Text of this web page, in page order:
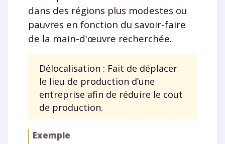
dans des régions plus modestes ou
pauvres en fonction du savoir-faire
de la main-d'œuvre recherchée.
Délocalisation : Fait de déplacer
le lieu de production d’une
entreprise afin de réduire le cout
de production.
Exemple
Tout le programme scolaire du CP à
la Terminale
Des profs expérimentés disponibles
à la demande par tchat, audio ou
vidéo
TESTER GRATUITEMENT
* Votre code d'accès sera envoyé à cette adresse e-mail. En
renseignant votre e-mail, vous consentez à ce que vos